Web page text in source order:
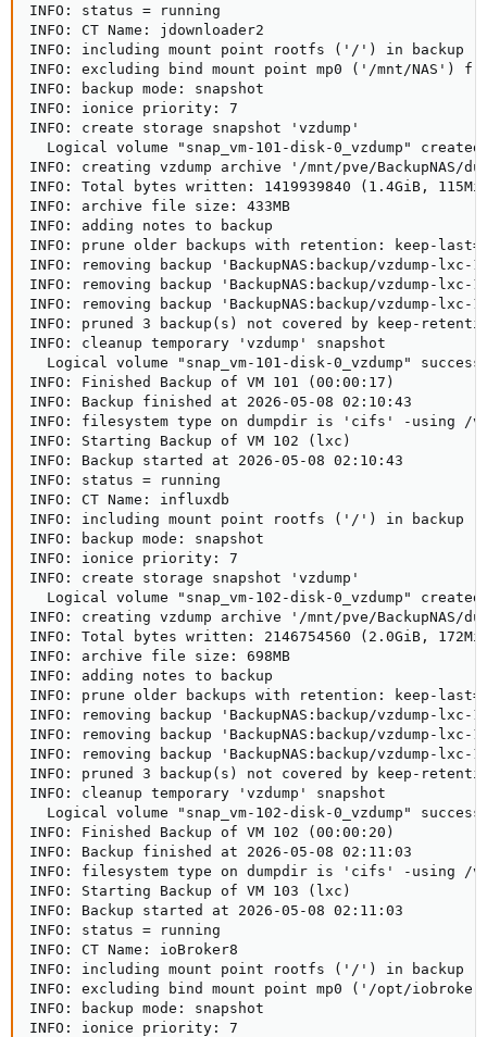
INFO: status = running
INFO: CT Name: jdownloader2
INFO: including mount point rootfs ('/') in backup
INFO: excluding bind mount point mp0 ('/mnt/NAS')
INFO: backup mode: snapshot
INFO: ionice priority: 7
INFO: create storage snapshot 'vzdump'
Logical volume "snap_vm-101-disk-0_vzdump"
INFO: creating vzdump archive '/mnt/pve/BackupNAS/
INFO: Total bytes written: 1419939840 (1.4GiB,
INFO: archive file size: 433MB
INFO: adding notes to backup
INFO: prune older backups with retention: keep-
INFO: removing backup 'BackupNAS:backup/vzdump-
INFO: removing backup 'BackupNAS:backup/vzdump-
INFO: removing backup 'BackupNAS:backup/vzdump-
INFO: pruned 3 backup(s) not covered by keep-
INFO: cleanup temporary 'vzdump' snapshot
Logical volume "snap_vm-101-disk-0_vzdump"
INFO: Finished Backup of VM 101 (00:00:17)
INFO: Backup finished at 2026-05-08 02:10:43
INFO: filesystem type on dumpdir is 'cifs' -using /
INFO: Starting Backup of VM 102 (lxc)
INFO: Backup started at 2026-05-08 02:10:43
INFO: status = running
INFO: CT Name: influxdb
INFO: including mount point rootfs ('/') in backup
INFO: backup mode: snapshot
INFO: ionice priority: 7
INFO: create storage snapshot 'vzdump'
Logical volume "snap_vm-102-disk-0_vzdump"
INFO: creating vzdump archive '/mnt/pve/BackupNAS/
INFO: Total bytes written: 2146754560 (2.0GiB,
INFO: archive file size: 698MB
INFO: adding notes to backup
INFO: prune older backups with retention: keep-
INFO: removing backup 'BackupNAS:backup/vzdump-
INFO: removing backup 'BackupNAS:backup/vzdump-
INFO: removing backup 'BackupNAS:backup/vzdump-
INFO: pruned 3 backup(s) not covered by keep-
INFO: cleanup temporary 'vzdump' snapshot
Logical volume "snap_vm-102-disk-0_vzdump"
INFO: Finished Backup of VM 102 (00:00:20)
INFO: Backup finished at 2026-05-08 02:11:03
INFO: filesystem type on dumpdir is 'cifs' -using /
INFO: Starting Backup of VM 103 (lxc)
INFO: Backup started at 2026-05-08 02:11:03
INFO: status = running
INFO: CT Name: ioBroker8
INFO: including mount point rootfs ('/') in backup
INFO: excluding bind mount point mp0 ('/opt/
INFO: backup mode: snapshot
INFO: ionice priority: 7